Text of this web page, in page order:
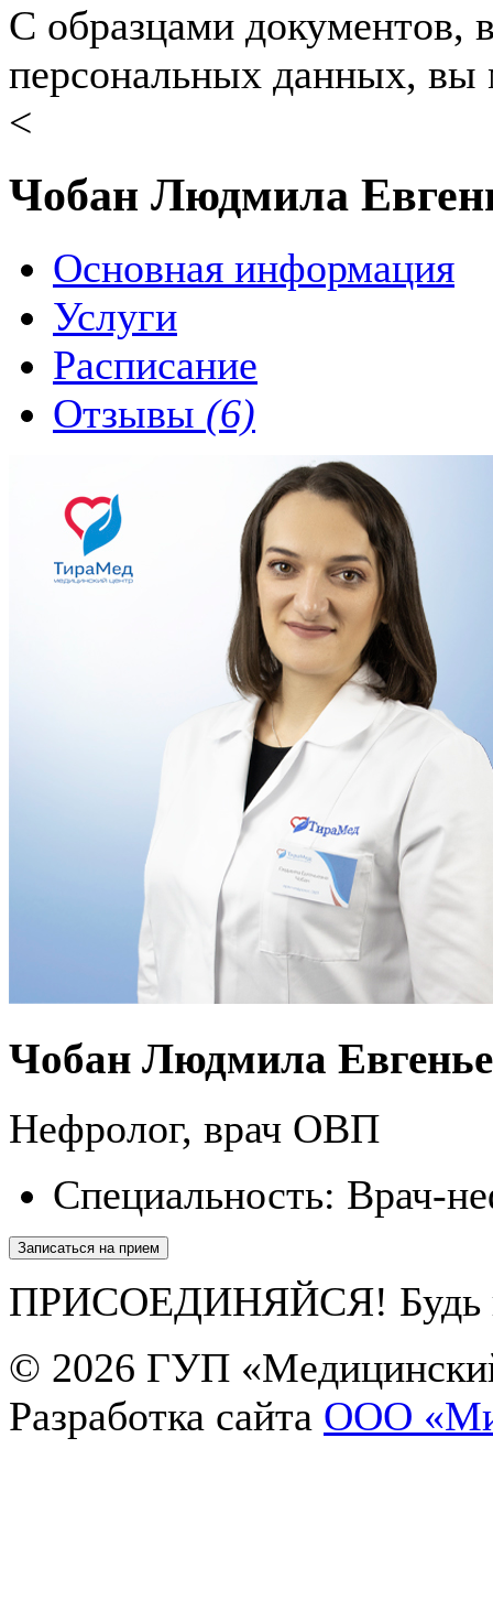
С образцами документов,
персональных данных, вы
<
Чобан Людмила
Основная информация
Услуги
Расписание
Отзывы (6)
Чобан Людмила
Нефролог, врач ОВП
Специальность: Врач-
Записаться на прием
ПРИСОЕДИНЯЙСЯ! Будь в
© 2026 ГУП
Разработка сайта OOO